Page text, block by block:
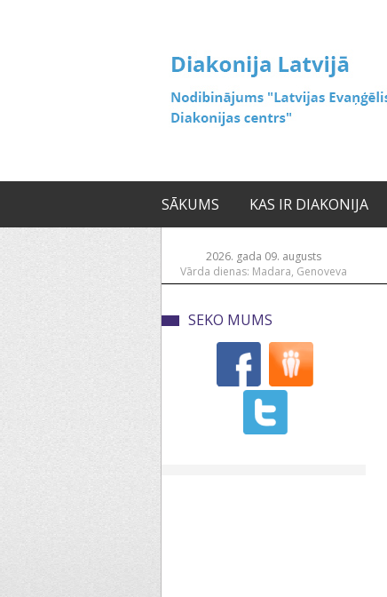
SĀKUMS KAS IR DIAKONIJA
2026. gada 09. augusts
Vārda dienas: Madara, Genoveva
SEKO MUMS